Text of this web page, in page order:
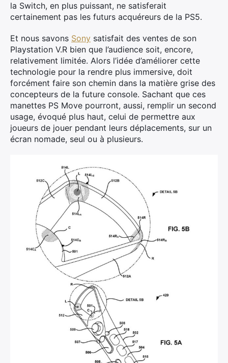
la Switch, en plus puissant, ne satisferait
certainement pas les futurs acquéreurs de la PS5.
Et nous savons Sony satisfait des ventes de son
Playstation V.R bien que l’audience soit, encore,
relativement limitée. Alors l’idée d’améliorer cette
technologie pour la rendre plus immersive, doit
forcément faire son chemin dans la matière grise des
concepteurs de la future console. Sachant que ces
manettes PS Move pourront, aussi, remplir un second
usage, évoqué plus haut, celui de permettre aux
joueurs de jouer pendant leurs déplacements, sur un
écran nomade, seul ou à plusieurs.